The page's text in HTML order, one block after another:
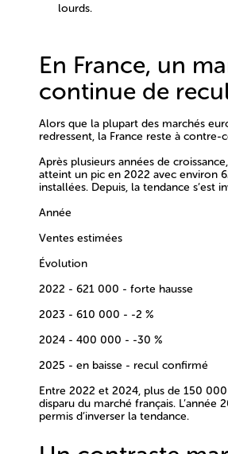
lourds.
En France, un
continue de
Alors que la plupart des marchés
redressent, la France reste à contre-
Après plusieurs années de
atteint un pic en 2022 avec environ
installées. Depuis, la tendance s’est
Année
Ventes estimées
Évolution
2022 - 621 000 - forte hausse
2023 - 610 000 - -2 %
2024 - 400 000 - -30 %
2025 - en baisse - recul confirmé
Entre 2022 et 2024, plus de 150
disparu du marché français. L’année
permis d’inverser la tendance.